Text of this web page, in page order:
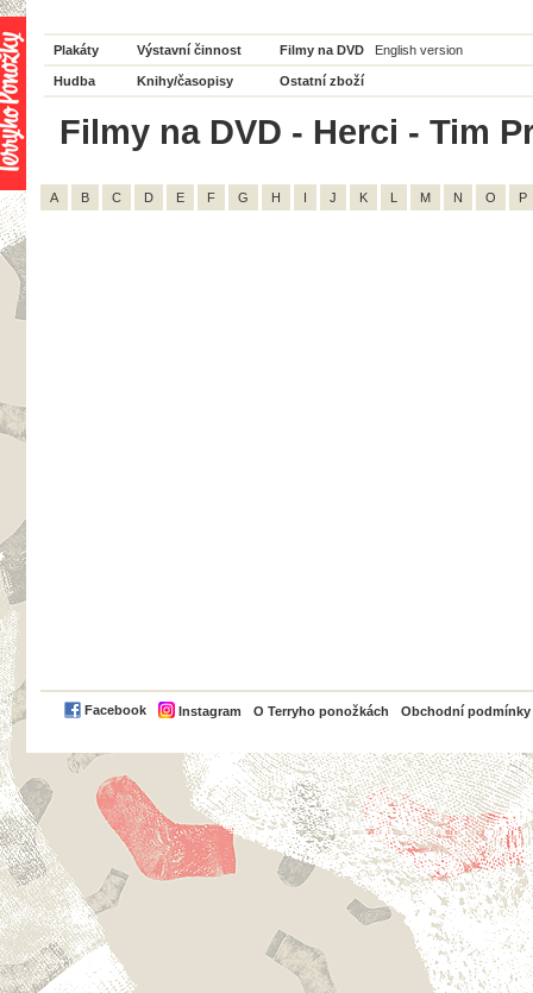
Plakáty Výstavní činnost Filmy na DVD English version
Hudba Knihy/časopisy Ostatní zboží
Filmy na DVD - Herci - Tim
A B C D E F G H I J K L M N O P
Facebook Instagram O Terryho ponožkách Obchodní podmínky
PayPal